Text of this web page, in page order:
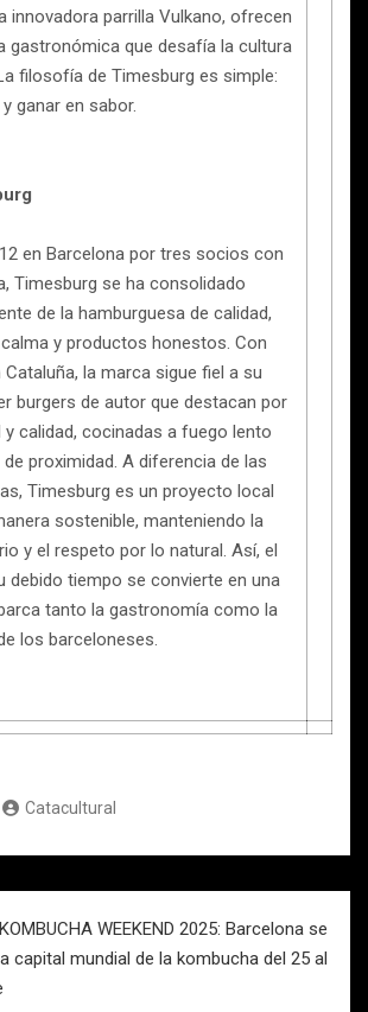
innovadora parrilla Vulkano, ofrecen
gastronómica que desafía la cultura
filosofía de Timesburg es simple:
ganar en sabor.
en Barcelona por tres socios con
Timesburg se ha consolidado
de la hamburguesa de calidad,
y productos honestos. Con
la marca sigue fiel a su
burgers de autor que destacan por
y calidad, cocinadas a fuego lento
proximidad. A diferencia de las
Timesburg es un proyecto local
sostenible, manteniendo la
y el respeto por lo natural. Así, el
debido tiempo se convierte en una
tanto la gastronomía como la
los barceloneses.
Catacultural
WEEKEND 2025: Barcelona se
capital mundial de la kombucha del 25 al